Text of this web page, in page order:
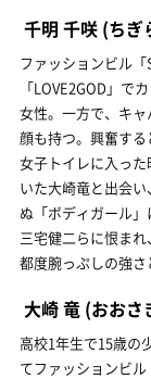
千明 千咲 (ちぎ
ファッションビル
「LOVE2GOD」で
女性。一方で、キ
顔も持つ。興奮す
女子トイレに入っ
いた大崎竜と出会
ぬ「ボディガール
三宅健二らに恨ま
都度腕っぷしの強さ
大崎 竜 (おおさ
高校1年生で15歳の
てファッションビ